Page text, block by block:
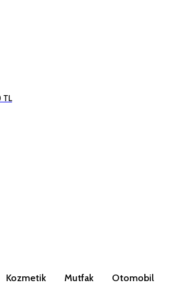
TL
Kozmetik Mutfak Otomobil